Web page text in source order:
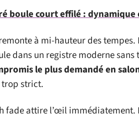
boule court effilé : dynamique
à mi-hauteur des
dans un registre moderne sans
le plus demandé en
strict.
fade attire l’œil